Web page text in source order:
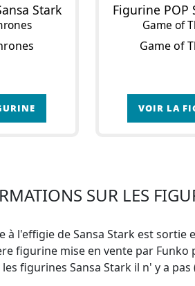
Stark Figurine POP
Game of
Game of
VOIR LA
SUR LES
à l'effigie de Sansa Stark est sortie
figurine mise en vente par Funko
figurines Sansa Stark il n' y a